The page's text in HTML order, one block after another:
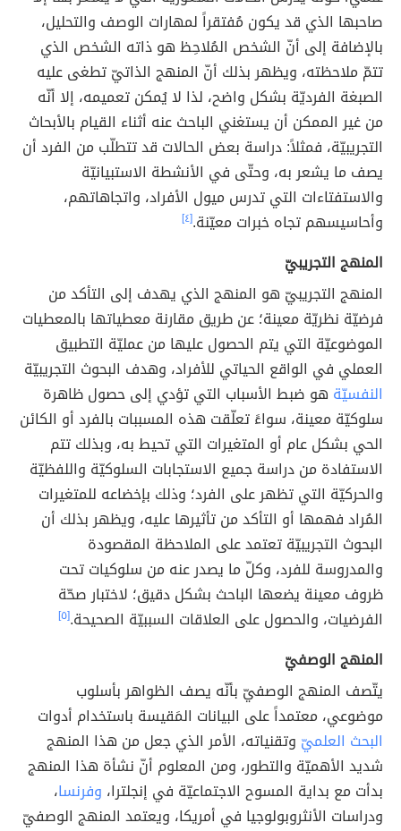
صاحبها الذي قد يكون مُفتقراً لمهارات الوصف والتحليل،
بالإضافة إلى أنّ الشخص المُلاحِظ هو ذاته الشخص الذي
تتمّ ملاحظته، ويظهر بذلك أنّ المنهج الذاتيّ تطغى عليه
الصبغة الفرديّة بشكل واضح، لذا لا يُمكن تعميمه، إلا أنّه
من غير الممكن أن يستغني الباحث عنه أثناء القيام بالأبحاث
التجريبيّة، فمثلاً: دراسة بعض الحالات قد تتطلّب من الفرد أن
يصف ما يشعر به، وحتّى في الأنشطة الاستبيانيّة
والاستفتاءات التي تدرس ميول الأفراد، واتجاهاتهم،
وأحاسيسهم تجاه خبرات معيّنة.[٤]
المنهج التجريبيّ
المنهج التجريبيّ هو المنهج الذي يهدف إلى التأكد من
فرضيّة نظريّة معينة؛ عن طريق مقارنة معطياتها بالمعطيات
الموضوعيّة التي يتم الحصول عليها من عمليّة التطبيق
العملي في الواقع الحياتي للأفراد، وهدف البحوث التجريبيّة
النفسيّة هو ضبط الأسباب التي تؤدي إلى حصول ظاهرة
سلوكيّة معينة، سواءً تعلّقت هذه المسببات بالفرد أو الكائن
الحي بشكل عام أو المتغيرات التي تحيط به، وبذلك تتم
الاستفادة من دراسة جميع الاستجابات السلوكيّة واللفظيّة
والحركيّة التي تظهر على الفرد؛ وذلك بإخضاعه للمتغيرات
المُراد فهمها أو التأكد من تأثيرها عليه، ويظهر بذلك أن
البحوث التجريبيّة تعتمد على الملاحظة المقصودة
والمدروسة للفرد، وكلّ ما يصدر عنه من سلوكيات تحت
ظروف معينة يضعها الباحث بشكل دقيق؛ لاختبار صحّة
الفرضيات، والحصول على العلاقات السببيّة الصحيحة.[٥]
المنهج الوصفيّ
يتّصف المنهج الوصفيّ بأنّه يصف الظواهر بأسلوب
موضوعي، معتمداً على البيانات المَقيسة باستخدام أدوات
البحث العلميّ وتقنياته، الأمر الذي جعل من هذا المنهج
شديد الأهميّة والتطور، ومن المعلوم أنّ نشأة هذا المنهج
بدأت مع بداية المسوح الاجتماعيّة في إنجلترا، وفرنسا،
ودراسات الأنثروبولوجيا في أمريكا، ويعتمد المنهج الوصفيّ